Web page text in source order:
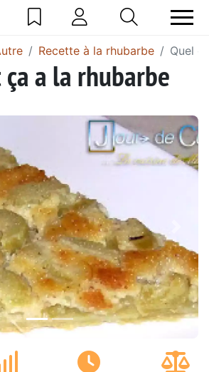
Recette à la rhubarbe Quel
a la rhubarbe